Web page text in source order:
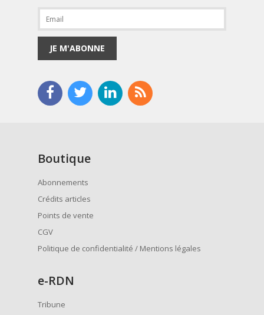
JE M'ABONNE
Boutique
Abonnements
Crédits articles
Points de vente
CGV
Politique de confidentialité / Mentions légales
e-RDN
Tribune